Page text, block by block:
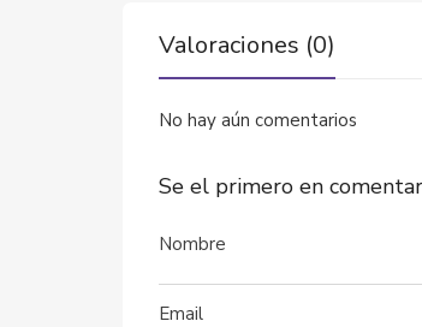
Valoraciones (0)
No hay aún comentarios
Se el primero en